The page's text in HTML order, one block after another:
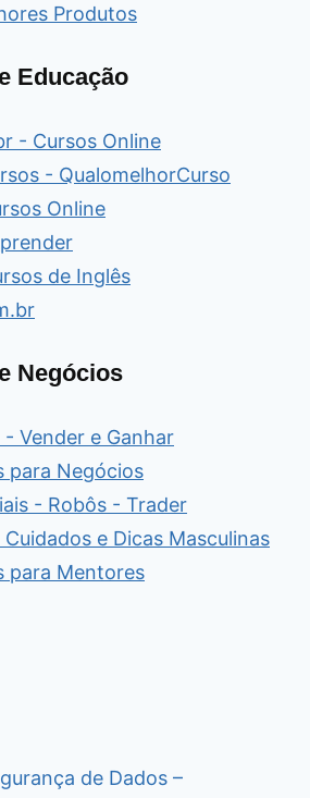
Produtos
Educação
- Cursos Online
- QualomelhorCurso
Online
de Inglês
Negócios
Vender e Ganhar
para Negócios
- Robôs - Trader
e Dicas Masculinas
para Mentores
de Dados –